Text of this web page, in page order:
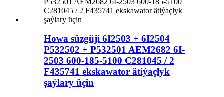
Howa süzgüji 6I2503 + 6I2504
P532502 + P532501 AEM2682 6I-
2503 600-185-5100 C281045 / 2
F435741 ekskawator ätiýaçlyk
şaýlary üçin